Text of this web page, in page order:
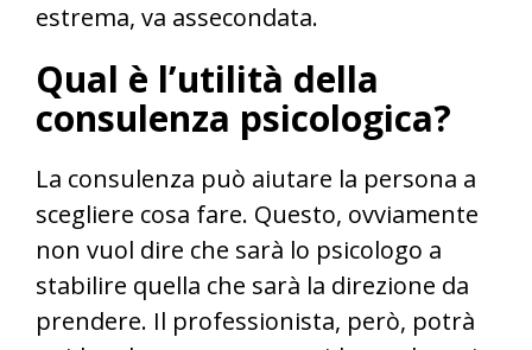
estrema, va assecondata.
Qual è l’utilità della
consulenza psicologica?
La consulenza può aiutare la persona a
scegliere cosa fare. Questo, ovviamente
non vuol dire che sarà lo psicologo a
stabilire quella che sarà la direzione da
prendere. Il professionista, però, potrà